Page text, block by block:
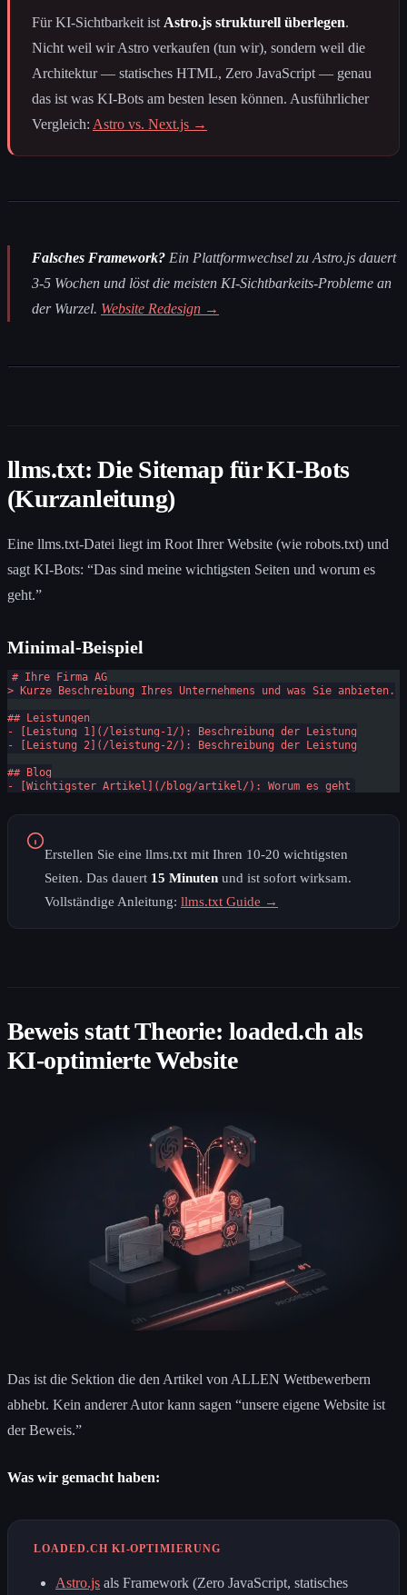
Für KI-Sichtbarkeit ist Astro.js strukturell überlegen.
Nicht weil wir Astro verkaufen (tun wir), sondern weil die
Architektur — statisches HTML, Zero JavaScript — genau
das ist was KI-Bots am besten lesen können. Ausführlicher
Vergleich: Astro vs. Next.js →
Falsches Framework? Ein Plattformwechsel zu Astro.js dauert
3-5 Wochen und löst die meisten KI-Sichtbarkeits-Probleme an
der Wurzel. Website Redesign →
llms.txt: Die Sitemap für KI-Bots
(Kurzanleitung)
Eine llms.txt-Datei liegt im Root Ihrer Website (wie robots.txt) und
sagt KI-Bots: “Das sind meine wichtigsten Seiten und worum es
geht.”
Minimal-Beispiel
# Ihre Firma AG
> Kurze Beschreibung Ihres Unternehmens und was Sie anbieten.
## Leistungen
- [Leistung 1](/leistung-1/): Beschreibung der Leistung
- [Leistung 2](/leistung-2/): Beschreibung der Leistung
## Blog
- [Wichtigster Artikel](/blog/artikel/): Worum es geht
Erstellen Sie eine llms.txt mit Ihren 10-20 wichtigsten
Seiten. Das dauert 15 Minuten und ist sofort wirksam.
Vollständige Anleitung: llms.txt Guide →
Beweis statt Theorie: loaded.ch als
KI-optimierte Website
Das ist die Sektion die den Artikel von ALLEN Wettbewerbern
abhebt. Kein anderer Autor kann sagen “unsere eigene Website ist
der Beweis.”
Was wir gemacht haben:
LOADED.CH KI-OPTIMIERUNG
Astro.js als Framework (Zero JavaScript, statisches